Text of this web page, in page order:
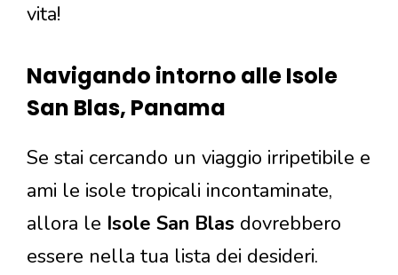
vita!
Navigando intorno alle Isole
San Blas, Panama
Se stai cercando un viaggio irripetibile e
ami le isole tropicali incontaminate,
allora le Isole San Blas dovrebbero
essere nella tua lista dei desideri.